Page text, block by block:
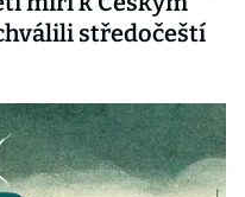
středočeští